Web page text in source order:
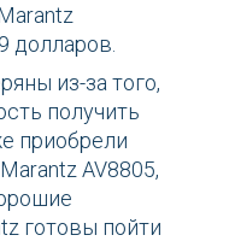
долларов.
из-за того,
получить
приобрели
AV8805,
готовы пойти